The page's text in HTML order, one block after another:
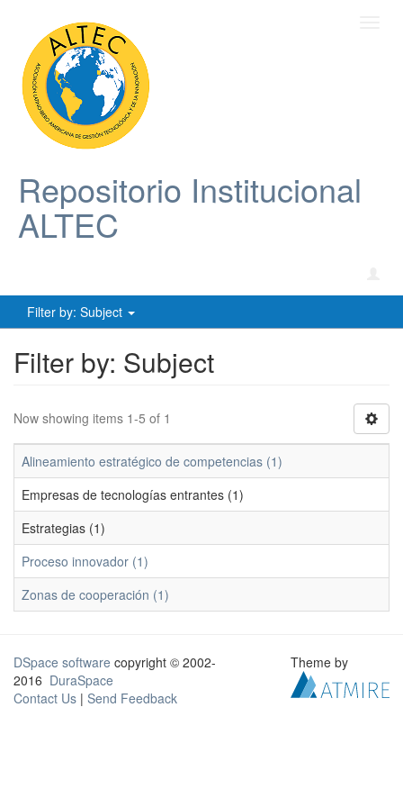
Repositorio Institucional
ALTEC
Filter by: Subject
Filter by: Subject
Now showing items 1-5 of 1
Alineamiento estratégico de competencias (1)
Empresas de tecnologías entrantes (1)
Estrategias (1)
Proceso innovador (1)
Zonas de cooperación (1)
DSpace software copyright © 2002-
2016 DuraSpace
Contact Us | Send Feedback
Theme by